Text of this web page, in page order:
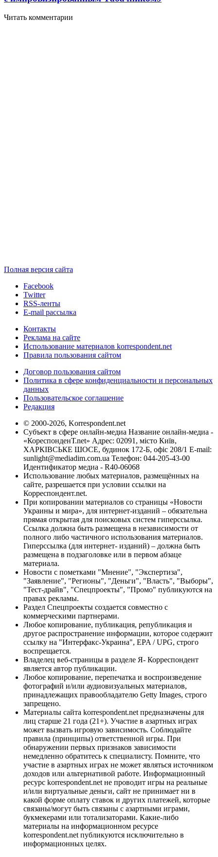
Читать комментарии
Полная версия сайта
Facebook
Twitter
RSS-ленты
E-mail рассылка
Контакты
Реклама на сайте
Использование материалов korrespondent.net
Правила пользования сайтом
Договор пользования сайтом
Политика в сфере конфиденциальности и персональных
данных
Пользовательское соглашение
Редакция
© 2000-2026, Korrespondent.net
Субъект в сфере онлайн-медиа Название онлайн-медиа -
«КореспонденТ.net» Адрес: 02091, місто Київ,
ХАРКІВСЬКЕ ШОСЕ, будинок 172-Б, офіс 208/1 E-mail:
sunlight@mediadim.com.ua Телефон: 044-205-43-00
Идентификатор медиа - R40-06068
Использование любых материалов, размещённых на
сайте, разрешается при условии ссылки на
Корреспондент.net.
При копировании материалов со страницы «Новости
Украины и мира», для интернет-изданий – обязательна
прямая открытая для поисковых систем гиперссылка.
Ссылка должна быть размещена в независимости от
полного либо частичного использования материалов.
Гиперссылка (для интернет- изданий) – должна быть
размещена в подзаголовке или в первом абзаце
материала.
Новости с пометками "Мнение", "Экспертиза",
"Заявление", "Регионы", "Деньги", "Власть", "Выборы",
"Тест-драйв", "Спецпроекты", "Промо" публикуются на
правах рекламы.
Раздел Спецпроекты создается совместно с
коммерческими партнерами.
Любое копирование, публикация, републикация и
другое распространение информации, которое содержит
ссылку на "Интерфакс-Украина", EPA / UPG, строго
воспрещается.
Владелец веб-страницы в разделе Я- Корреспондент
является автор публикации.
Любое копирование, перепечатка и воспроизведение
фотографий и/или аудиовизуальных материалов,
принадлежащих правообладателю Getty Images, строго
запрещено.
Материалы сайта korrespondent.net предназначены для
лиц старше 21 года (21+). Участие в азартных играх
может вызвать игровую зависимость. Соблюдайте
правила (принципы) ответственной игры. При
обнаружении первых признаков зависимости
немедленно обратитесь к специалисту. Помните, что
участие в азартных играх не может являться источником
доходов или альтернативой работе. Информационный
ресурс korrespondent.net не проводит игры на реальные
и/или виртуальные деньги, сайт не принимает ни в
какой форме оплату ставок и других платежей, которые
связаны/могут быть связаны с азартными играми,
букмекерами или тотализаторами. Какие-либо
материалы на информационном ресурсе
korrespondent.net публикуются исключительно в
информационных целях.